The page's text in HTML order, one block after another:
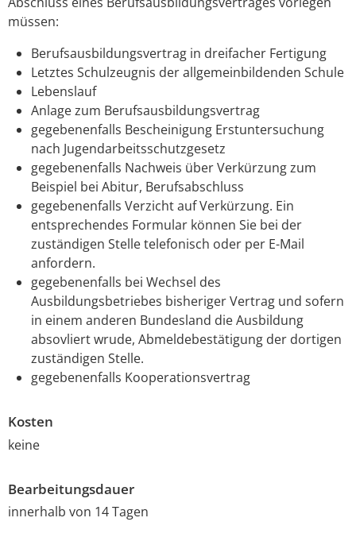
müssen:
Berufsausbildungsvertrag in dreifacher Fertigung
Letztes Schulzeugnis der allgemeinbildenden Schule
Lebenslauf
Anlage zum Berufsausbildungsvertrag
gegebenenfalls Bescheinigung Erstuntersuchung
nach Jugendarbeitsschutzgesetz
gegebenenfalls Nachweis über Verkürzung zum
Beispiel bei Abitur, Berufsabschluss
gegebenenfalls Verzicht auf Verkürzung. Ein
entsprechendes Formular können Sie bei der
zuständigen Stelle telefonisch oder per E-Mail
anfordern.
gegebenenfalls bei Wechsel des
Ausbildungsbetriebes bisheriger Vertrag und sofern
in einem anderen Bundesland die Ausbildung
absovliert wrude, Abmeldebestätigung der dortigen
zuständigen Stelle.
gegebenenfalls Kooperationsvertrag
Kosten
keine
Bearbeitungsdauer
innerhalb von 14 Tagen